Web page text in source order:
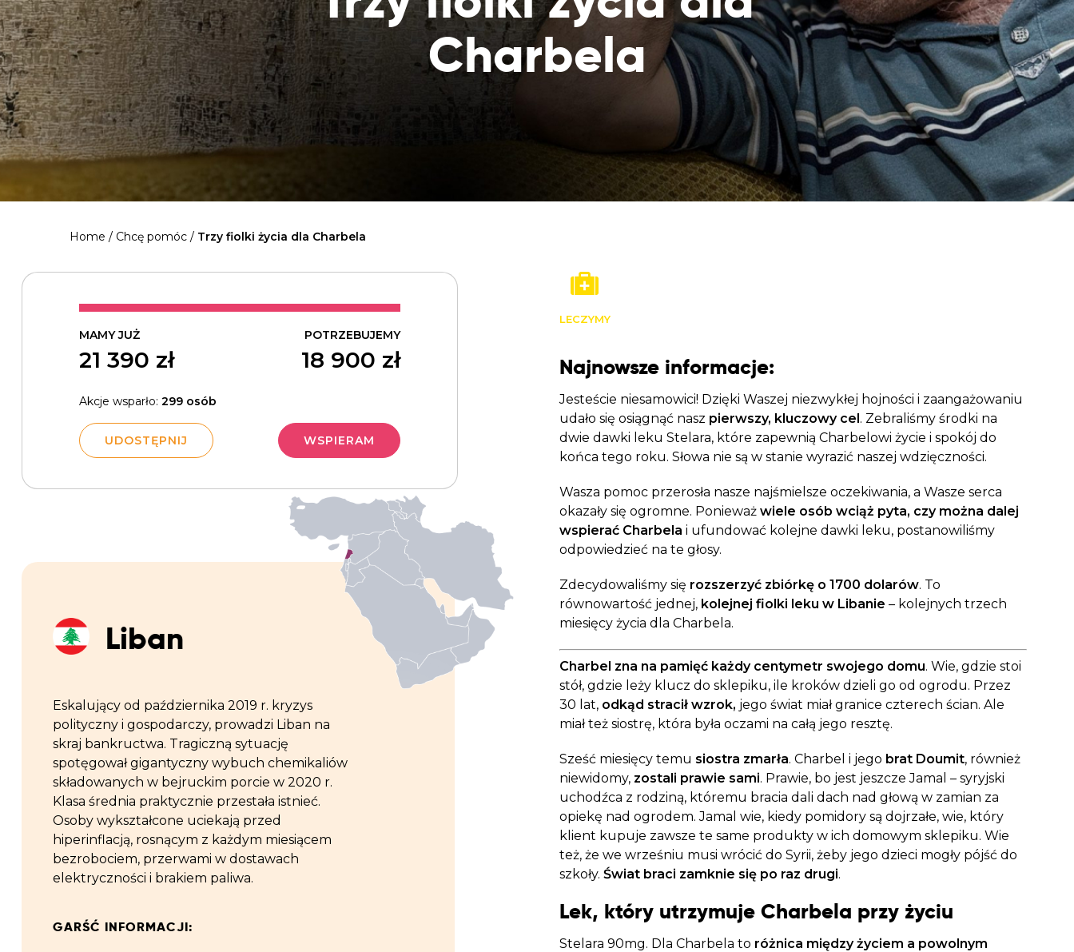
Dobroczynne24
Zrób zakupy dla potrzebujących w
markecie z dobrymi uczynkami
Warzywniak Charbela
Wiatraczek dla Życia
Uratuj dziecko cierpiące z powodu
głodu i wspieraj edukację rodziców
Sprawdź listę miejsc, do których dociera
Twoja pomoc
Sprawozdania
Zweryfikuj, w jaki sposób wydajemy
Sprawdź cele naszej organizacji
Charbela
Home / Chcę pomóc / Trzy fiolki życia dla Charbela
MAMY JUŻ
21 390 zł
POTRZEBUJEMY
18 900 zł
Akcje wsparło: 299 osób
UDOSTĘPNIJ WSPIERAM
Liban
Eskalujący od października 2019 r. kryzys
polityczny i gospodarczy, prowadzi Liban na
skraj bankructwa. Tragiczną sytuację
spotęgował gigantyczny wybuch chemikaliów
składowanych w bejruckim porcie w 2020 r.
Klasa średnia praktycznie przestała istnieć.
Osoby wykształcone uciekają przed
hiperinflacją, rosnącym z każdym miesiącem
bezrobociem, przerwami w dostawach
elektryczności i brakiem paliwa.
GARŚĆ INFORMACJI:
LECZYMY
Najnowsze informacje:
Jesteście niesamowici! Dzięki Waszej niezwykłej hojności i zaangażowaniu
udało się osiągnąć nasz pierwszy, kluczowy cel. Zebraliśmy środki na
dwie dawki leku Stelara, które zapewnią Charbelowi życie i spokój do
końca tego roku. Słowa nie są w stanie wyrazić naszej wdzięczności.
Wasza pomoc przerosła nasze najśmielsze oczekiwania, a Wasze serca
okazały się ogromne. Ponieważ wiele osób wciąż pyta, czy można dalej
wspierać Charbela i ufundować kolejne dawki leku, postanowiliśmy
odpowiedzieć na te głosy.
Zdecydowaliśmy się rozszerzyć zbiórkę o 1700 dolarów. To
równowartość jednej, kolejnej fiolki leku w Libanie – kolejnych trzech
miesięcy życia dla Charbela.
Charbel zna na pamięć każdy centymetr swojego domu. Wie, gdzie stoi
stół, gdzie leży klucz do sklepiku, ile kroków dzieli go od ogrodu. Przez
30 lat,odkąd stracił wzrok, jego świat miał granice czterech ścian. Ale
miał też siostrę, która była oczami na całą jego resztę.
Sześć miesięcy temu siostra zmarła. Charbel i jego brat Doumit, również
niewidomy, zostali prawie sami. Prawie, bo jest jeszcze Jamal – syryjski
uchodźca z rodziną, któremu bracia dali dach nad głową w zamian za
opiekę nad ogrodem. Jamal wie, kiedy pomidory są dojrzałe, wie, który
klient kupuje zawsze te same produkty w ich domowym sklepiku. Wie
też, że we wrześniu musi wrócić do Syrii, żeby jego dzieci mogły pójść do
szkoły. Świat braci zamknie się po raz drugi.
Lek, który utrzymuje Charbela przy życiu
Stelara 90mg. Dla Charbela to różnica między życiem a powolnym